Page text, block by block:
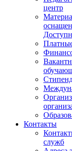
центр
Контакты
служб